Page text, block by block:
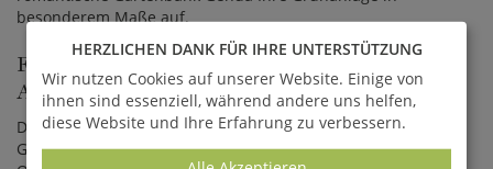
besonderem Maße auf.
FROSTBESTÄNDIGE GARTENSITZBANK
AUS STEIN
Diese Garten Steinbank wird in traditioneller Handarbeit als
Gartendekoration gefertigt und überzeugt durch ihre hohe
HERZLICHEN DANK FÜR IHRE UNTERSTÜTZUNG
Wir nutzen Cookies auf unserer Website. Einige von
ihnen sind essenziell, während andere uns helfen,
diese Website und Ihre Erfahrung zu verbessern.